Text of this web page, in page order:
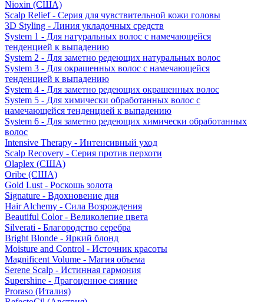
Nioxin (США)
Scalp Relief - Серия для чувствительной кожи головы
3D Styling - Линия укладочных средств
System 1 - Для натуральных волос с намечающейся
тенденцией к выпадению
System 2 - Для заметно редеющих натуральных волос
System 3 - Для окрашенных волос с намечающейся
тенденцией к выпадению
System 4 - Для заметно редеющих окрашенных волос
System 5 - Для химически обработанных волос с
намечающейся тенденцией к выпадению
System 6 - Для заметно редеющих химически обработанных
волос
Intensive Therapy - Интенсивный уход
Scalp Recovery - Серия против перхоти
Olaplex (США)
Oribe (США)
Gold Lust - Роскошь золота
Signature - Вдохновение дня
Hair Alchemy - Сила Возрождения
Beautiful Color - Великолепие цвета
Silverati - Благородство серебра
Bright Blonde - Яркий блонд
Moisture and Control - Источник красоты
Magnificent Volume - Магия объема
Serene Scalp - Истинная гармония
Supershine - Драгоценное сияние
Proraso (Италия)